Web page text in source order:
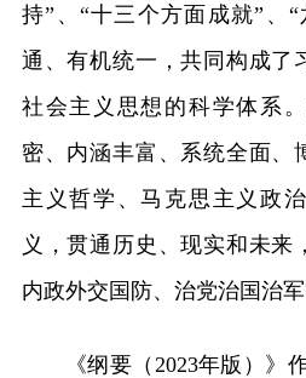
持”、“十三个方面成就”、
通、有机统一，共同构成了
社会主义思想的科学体系
密、内涵丰富、系统全面、
主义哲学、马克思主义政
义，贯通历史、现实和未来
内政外交国防、治党治国治军
《纲要（2023年版）》